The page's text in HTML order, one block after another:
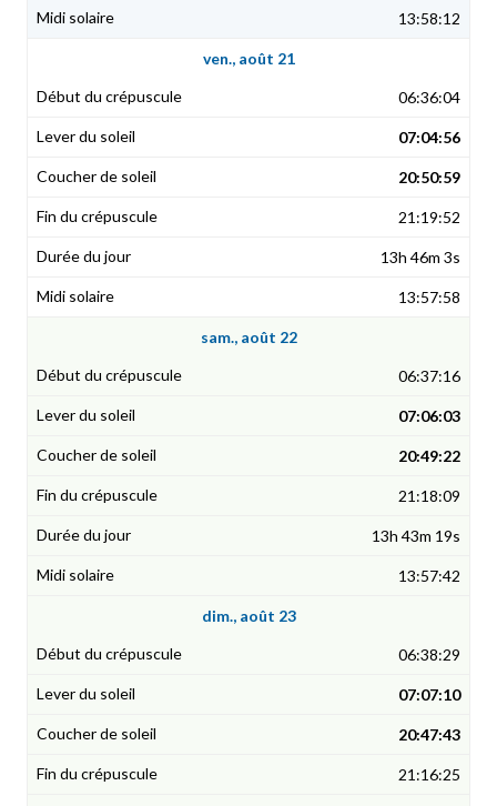
13:58:12
ven., août 21
06:36:04
07:04:56
20:50:59
21:19:52
13h 46m 3s
13:57:58
sam., août 22
06:37:16
07:06:03
20:49:22
21:18:09
13h 43m 19s
13:57:42
dim., août 23
06:38:29
07:07:10
20:47:43
21:16:25